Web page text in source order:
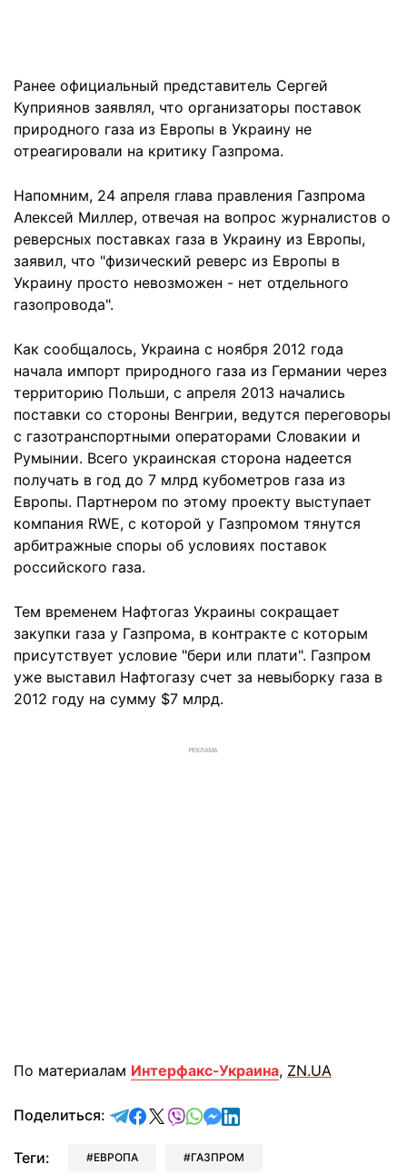
Ранее официальный представитель Сергей
Куприянов заявлял, что организаторы поставок
природного газа из Европы в Украину не
отреагировали на критику Газпрома.
Напомним, 24 апреля глава правления Газпрома
Алексей Миллер, отвечая на вопрос журналистов о
реверсных поставках газа в Украину из Европы,
заявил, что "физический реверс из Европы в
Украину просто невозможен - нет отдельного
газопровода".
Как сообщалось, Украина с ноября 2012 года
начала импорт природного газа из Германии через
территорию Польши, с апреля 2013 начались
поставки со стороны Венгрии, ведутся переговоры
с газотранспортными операторами Словакии и
Румынии. Всего украинская сторона надеется
получать в год до 7 млрд кубометров газа из
Европы. Партнером по этому проекту выступает
компания RWE, с которой у Газпромом тянутся
арбитражные споры об условиях поставок
российского газа.
Тем временем Нафтогаз Украины сокращает
закупки газа у Газпрома, в контракте с которым
присутствует условие "бери или плати". Газпром
уже выставил Нафтогазу счет за невыборку газа в
2012 году на сумму $7 млрд.
РЕКЛАМА
По материалам Интерфакс-Украина, ZN.UA
Поделиться: отправить в Telegram
поделиться в Facebook
поделиться в X
отправить в Viber
отправить в Whatsapp
отправить в Messenger
отправить в LinkedIn
Теги: ЕВРОПА ГАЗПРОМ